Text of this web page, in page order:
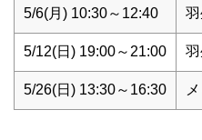
5/6(月) 10:30～12:40
5/12(日) 19:00～21:00
5/26(日) 13:30～16:30